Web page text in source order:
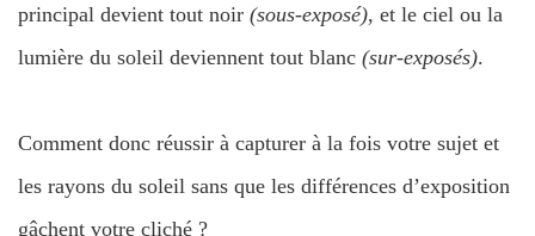
principal devient tout noir (sous-exposé), et le ciel ou la
lumière du soleil deviennent tout blanc (sur-exposés).
Comment donc réussir à capturer à la fois votre sujet et
les rayons du soleil sans que les différences d’exposition
gâchent votre cliché ?